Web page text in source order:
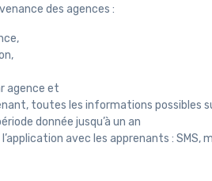
des agences :
agence et
toutes les informations possibles
donnée jusqu’à un an
avec les apprenants : SMS,